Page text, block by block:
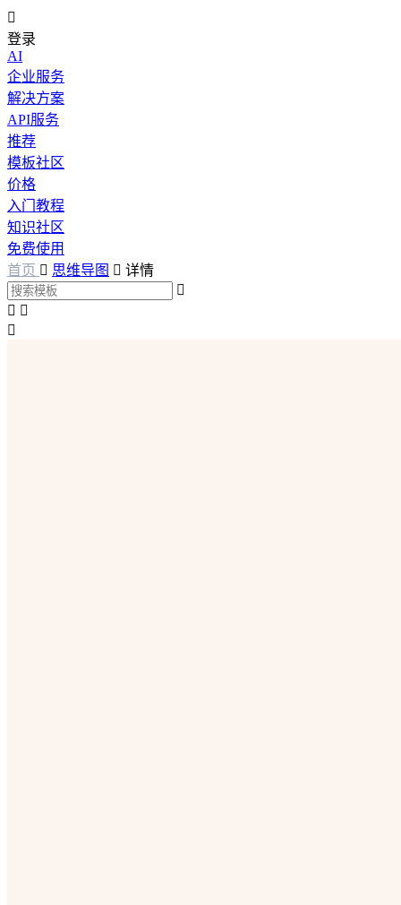

登录
AI
企业服务
解决方案
API服务
推荐
模板社区
价格
入门教程
知识社区
免费使用
首页  思维导图  详情

 
